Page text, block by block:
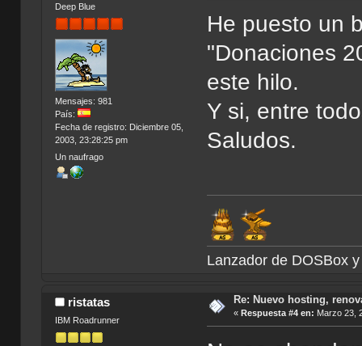
Deep Blue
Mensajes: 981
País:
Fecha de registro: Diciembre 05,
2003, 23:28:25 pm
Un naufrago
He puesto un
"Donaciones
este hilo.
Y si, entre
Saludos.
Lanzador de DOSBox
ristatas
IBM Roadrunner
Re: Nuevo hosting,
« Respuesta #4 en: Marzo 23,